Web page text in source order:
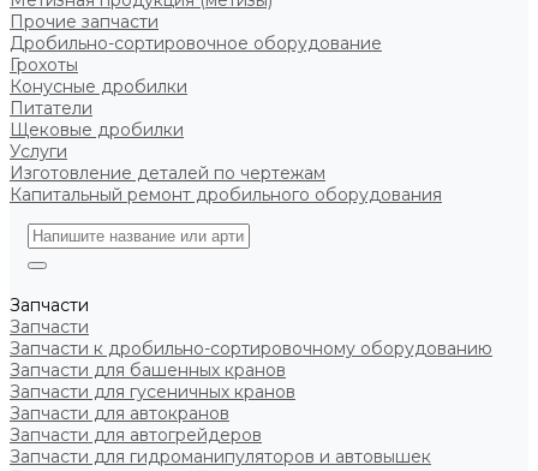
Прочие запчасти
Дробильно-сортировочное оборудование
Грохоты
Конусные дробилки
Питатели
Щековые дробилки
Услуги
Изготовление деталей по чертежам
Капитальный ремонт дробильного оборудования
Запчасти
Запчасти
Запчасти к дробильно-сортировочному оборудованию
Запчасти для башенных кранов
Запчасти для гусеничных кранов
Запчасти для автокранов
Запчасти для автогрейдеров
Запчасти для гидроманипуляторов и автовышек